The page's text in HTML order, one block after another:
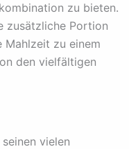
zu bieten.
zusätzliche Portion
Mahlzeit zu einem
den vielfältigen
vielen